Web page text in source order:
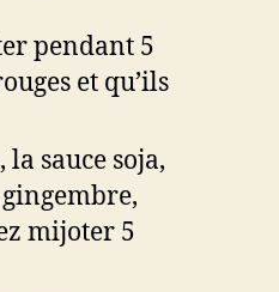
pendant 5
et qu’ils
la sauce soja,
mijoter 5